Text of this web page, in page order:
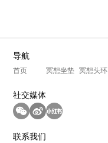
导航
首页 冥想坐垫 冥想头环
社交媒体
联系我们